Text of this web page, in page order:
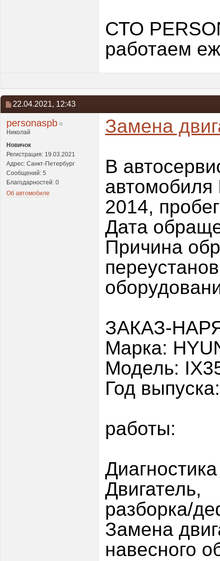
СТО
работаем
22.04.2021, 12:43
personaspb
Николай
Новичок
Регистрация: 19.03.2021
Адрес: Санкт-Петербург
Сообщений: 5
Благодарностей: 0
Об автомобиле
Замена
В
автомобиля
2014,
Дата
Причина
ЗАКАЗ-
Марка:
Модель:
Год
работы:
Двигатель,
разборка/
Замена
навесного